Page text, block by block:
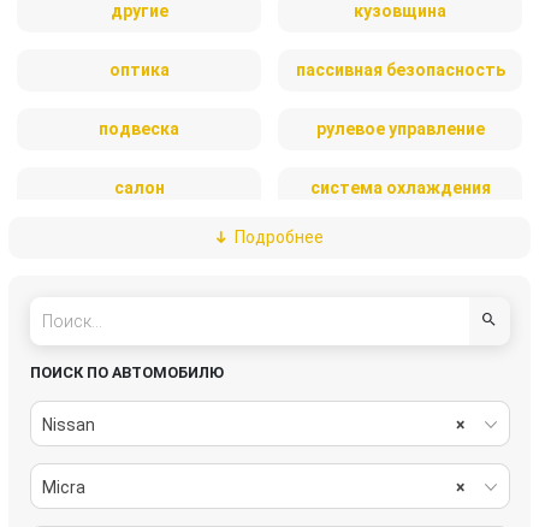
другие кузовщина
оптика пассивная безопасность
подвеска рулевое управление
салон система охлаждения
стеклоочистители
трансмиссия
Подробнее
ПОИСК ПО АВТОМОБИЛЮ
×
Nissan
×
Micra